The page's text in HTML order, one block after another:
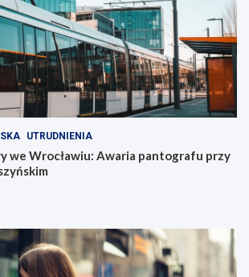
UTRUDNIENIA
we Wrocławiu: Awaria pantografu przy